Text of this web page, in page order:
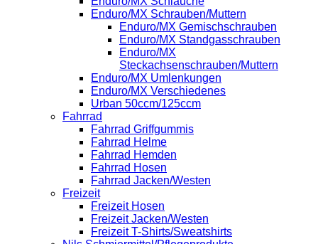
Enduro/MX Schrauben/Muttern
Enduro/MX Gemischschrauben
Enduro/MX Standgasschrauben
Enduro/MX
Steckachsenschrauben/Muttern
Enduro/MX Umlenkungen
Enduro/MX Verschiedenes
Urban 50ccm/125ccm
Fahrrad
Fahrrad Griffgummis
Fahrrad Helme
Fahrrad Hemden
Fahrrad Hosen
Fahrrad Jacken/Westen
Freizeit
Freizeit Hosen
Freizeit Jacken/Westen
Freizeit T-Shirts/Sweatshirts